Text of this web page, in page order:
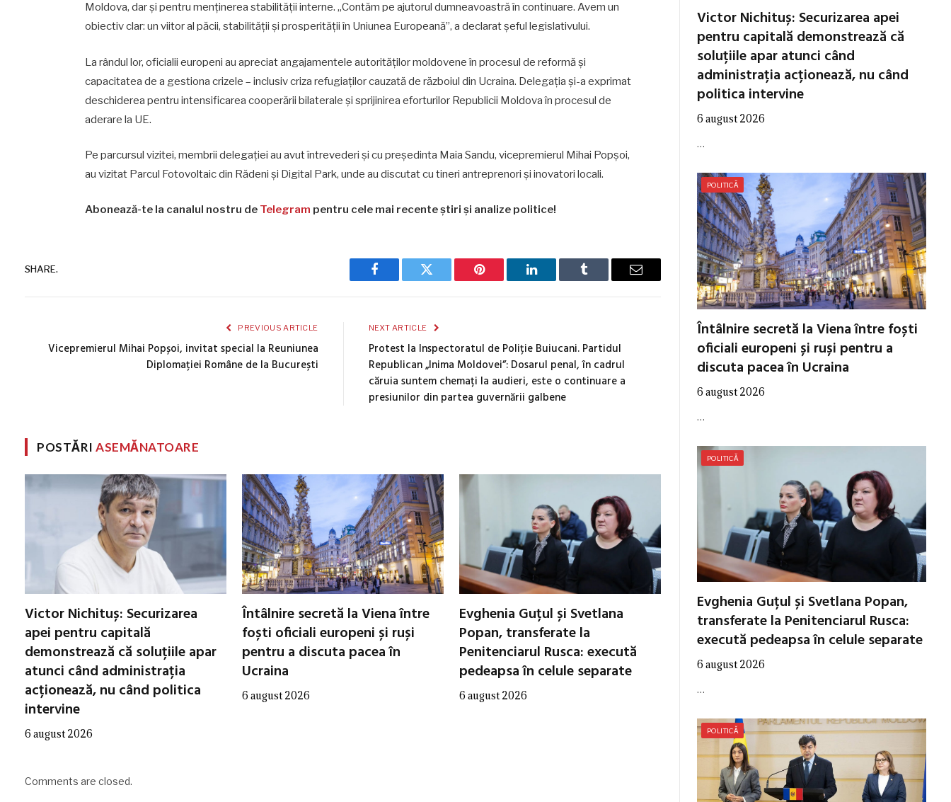
Moldova, dar și pentru menținerea stabilității interne. „Contăm pe ajutorul dumneavoastră în continuare. Avem un
obiectiv clar: un viitor al păcii, stabilității și prosperității în Uniunea Europeană”, a declarat șeful legislativului.
La rândul lor, oficialii europeni au apreciat angajamentele autorităților moldovene în procesul de reformă și
capacitatea de a gestiona crizele – inclusiv criza refugiaților cauzată de războiul din Ucraina. Delegația și-a exprimat
deschiderea pentru intensificarea cooperării bilaterale și sprijinirea eforturilor Republicii Moldova în procesul de
aderare la UE.
Pe parcursul vizitei, membrii delegației au avut întrevederi și cu președinta Maia Sandu, vicepremierul Mihai Popșoi,
au vizitat Parcul Fotovoltaic din Rădeni și Digital Park, unde au discutat cu tineri antreprenori și inovatori locali.
Abonează-te la canalul nostru de Telegram pentru cele mai recente știri și analize politice!
SHARE.
Facebook Twitter Pinterest LinkedIn Tumblr Email
PREVIOUS ARTICLE
Vicepremierul Mihai Popșoi, invitat special la Reuniunea
Diplomației Române de la București
NEXT ARTICLE
Protest la Inspectoratul de Poliție Buiucani. Partidul
Republican „Inima Moldovei”: Dosarul penal, în cadrul
căruia suntem chemați la audieri, este o continuare a
presiunilor din partea guvernării galbene
POSTĂRIASEMĂNATOARE
Victor Nichituș: Securizarea
apei pentru capitală
demonstrează că soluțiile apar
atunci când administrația
acționează, nu când politica
intervine
6 august 2026
Întâlnire secretă la Viena între
foști oficiali europeni și ruși
pentru a discuta pacea în
Ucraina
6 august 2026
Evghenia Guțul și Svetlana
Popan, transferate la
Penitenciarul Rusca: execută
pedeapsa în celule separate
6 august 2026
Comments are closed.
Victor Nichituș: Securizarea apei
pentru capitală demonstrează că
soluțiile apar atunci când
administrația acționează, nu când
politica intervine
6 august 2026
…
POLITICĂ
Întâlnire secretă la Viena între foști
oficiali europeni și ruși pentru a
discuta pacea în Ucraina
6 august 2026
…
POLITICĂ
Evghenia Guțul și Svetlana Popan,
transferate la Penitenciarul Rusca:
execută pedeapsa în celule separate
6 august 2026
…
POLITICĂ